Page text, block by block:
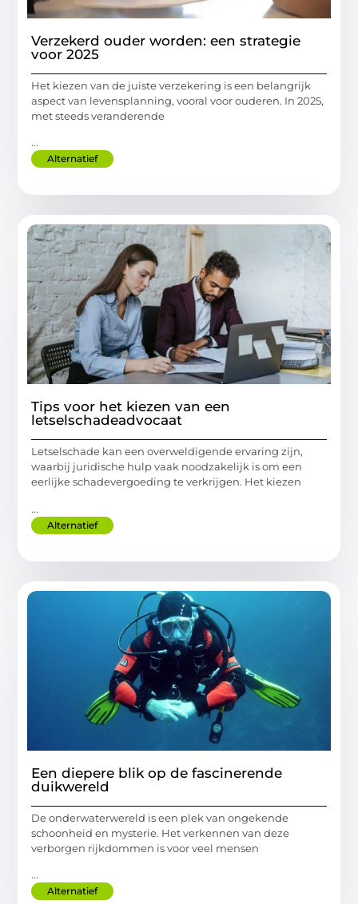
Verzekerd ouder worden: een strategie
voor 2025
Het kiezen van de juiste verzekering is een belangrijk
aspect van levensplanning, vooral voor ouderen. In 2025,
met steeds veranderende
...
Alternatief
Tips voor het kiezen van een
letselschadeadvocaat
Letselschade kan een overweldigende ervaring zijn,
waarbij juridische hulp vaak noodzakelijk is om een
eerlijke schadevergoeding te verkrijgen. Het kiezen
...
Alternatief
Een diepere blik op de fascinerende
duikwereld
De onderwaterwereld is een plek van ongekende
schoonheid en mysterie. Het verkennen van deze
verborgen rijkdommen is voor veel mensen
...
Alternatief